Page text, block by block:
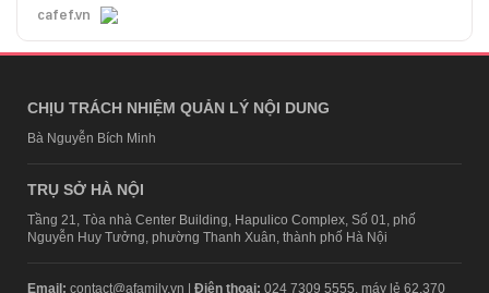
cafef.vn
CHỊU TRÁCH NHIỆM QUẢN LÝ NỘI DUNG
Bà Nguyễn Bích Minh
TRỤ SỞ HÀ NỘI
Tầng 21, Tòa nhà Center Building, Hapulico Complex, Số 01, phố
Nguyễn Huy Tưởng, phường Thanh Xuân, thành phố Hà Nội
Email: contact@afamily.vn | Điện thoại: 024 7309 5555, máy lẻ 62.370